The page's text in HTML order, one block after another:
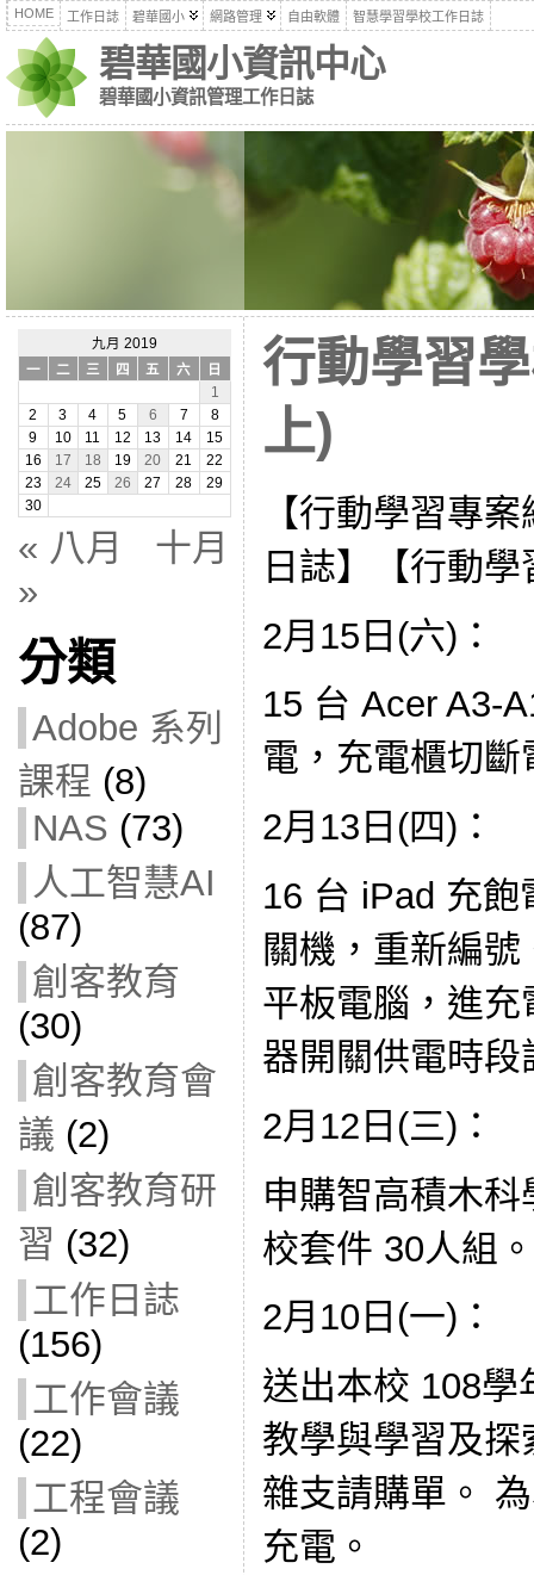
HOME 工作日誌 碧華國小 網路管理 自由軟體 智慧學習學校工作日誌
碧華國小資訊中心
碧華國小資訊管理工作日誌
九月 2019
一
二 三 四 五 六
日
1
2
3 4 5 6 7
8
9
10 11 12 13 14
15
16
17 18 19 20 21
22
23
24 25 26 27 28
29
30
« 八月
十月
»
分類
Adobe 系列
課程 (8)
NAS (73)
人工智慧AI
(87)
創客教育
(30)
創客教育會
議 (2)
創客教育研
習 (32)
工作日誌
(156)
工作會議
(22)
工程會議
(2)
行動學習
上)
【行動學習專
日誌】【行動
2月15日(六)：
15 台 Acer A3-
電，充電櫃切斷
2月13日(四)：
16 台 iPad 充
關機，重新編
平板電腦，進
器開關供電時
2月12日(三)：
申購智高積木
校套件 30人組。
2月10日(一)：
送出本校 108學
教學與學習及
雜支請購單。
充電。